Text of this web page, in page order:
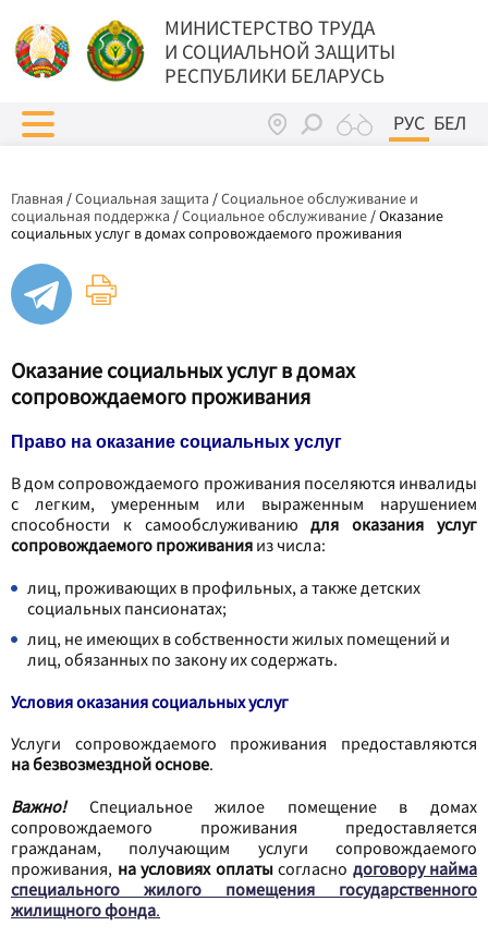
МИНИСТЕРСТВО ТРУДА
И СОЦИАЛЬНОЙ ЗАЩИТЫ
РЕСПУБЛИКИ БЕЛАРУСЬ
РУС БЕЛ
Главная /Социальная защита /Социальное обслуживание и
социальная поддержка /Социальное обслуживание /Оказание
социальных услуг в домах сопровождаемого проживания
Оказание социальных услуг в домах
сопровождаемого проживания
Право на оказание социальных услуг
В дом сопровождаемого проживания поселяются инвалиды
с легким, умеренным или выраженным нарушением
способности к самообслуживаниюдля оказания услуг
сопровождаемого проживания из числа:
лиц, проживающих в профильных, а также детских
социальных пансионатах;
лиц, не имеющих в собственности жилых помещений и
лиц, обязанных по закону их содержать.
Условия оказания социальных услуг
Услуги сопровождаемого проживания предоставляются
на безвозмездной основе.
Важно! Специальное жилое помещение в домах
сопровождаемого проживания предоставляется
гражданам, получающим услуги сопровождаемого
проживания, на условиях оплаты согласно договору найма
специального жилого помещения государственного
жилищного фонда.